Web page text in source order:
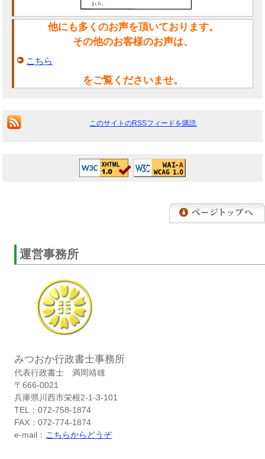
他にも多くのお声を頂いております。
その他のお客様のお声は、
こちら
をご覧くださいませ。
このサイトのRSSフィードを購読
運営事務所
みつおか行政書士事務所
代表行政書士 満岡靖雄
〒666-0021
兵庫県川西市栄根2-1-3-101
TEL：072-758-1874
FAX：072-774-1874
e-mail： こちらからどうぞ